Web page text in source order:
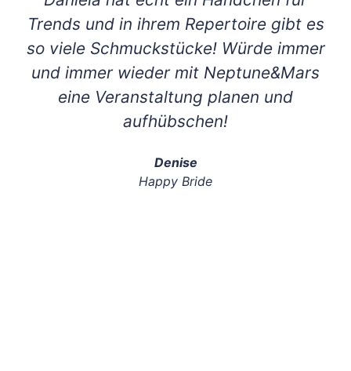
Trends und in ihrem Repertoire gibt es
so viele Schmuckstücke! Würde immer
und immer wieder mit Neptune&Mars
eine Veranstaltung planen und
aufhübschen!
Denise
Happy Bride